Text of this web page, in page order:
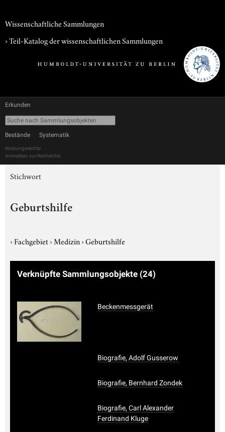
Wissenschaftliche Sammlungen
› Teil-Katalog der wissenschaftlichen Sammlungen
Erkunden
Bestände Systematik
Nutzungsrechte
Anmelden zur Recherche
Stichwort
Geburtshilfe
›Fachgebiet›Medizin›Geburtshilfe
Verknüpfte Sammlungsobjekte (24)
Beckenmessgerät
Biografie, Adolf Gusserow
Biografie, Bernhard Zondek
Biografie, Carl Alexander
Ferdinand Kluge